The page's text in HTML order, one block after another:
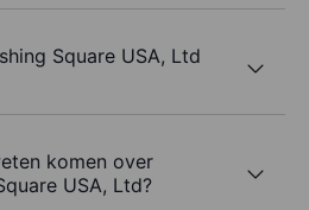
Square USA, Ltd
komen over
USA, Ltd?